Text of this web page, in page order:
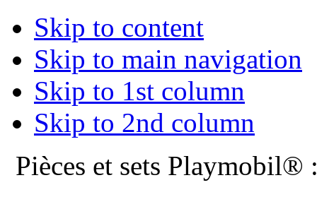
Skip to content
Skip to main navigation
Skip to 1st column
Skip to 2nd column
Pièces et sets Playmobil®